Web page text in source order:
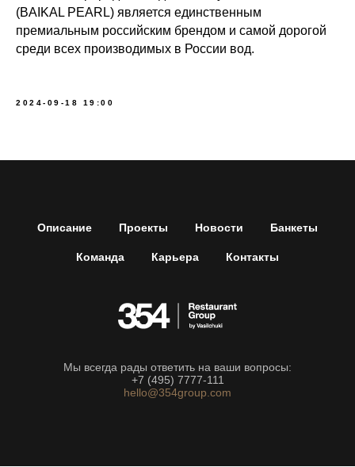
(BAIKAL PEARL) является единственным
премиальным российским брендом и самой дорогой
среди всех производимых в России вод.
2024-09-18 19:00
Описание Проекты Новости Банкеты
Команда Карьера Контакты
Мы всегда рады ответить на ваши вопросы:
+7 (495) 7777-111
hello@354group.com